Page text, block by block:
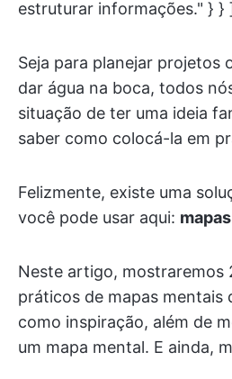
estruturar informações." } }
Seja para planejar projetos
dar água na boca, todos
situação de ter uma ideia
saber como colocá-la em
Felizmente, existe uma
você pode usar aqui:
Neste artigo, mostraremos
práticos de mapas mentais
como inspiração, além de
um mapa mental. E ainda,